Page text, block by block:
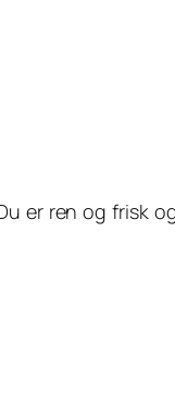
er ren og frisk